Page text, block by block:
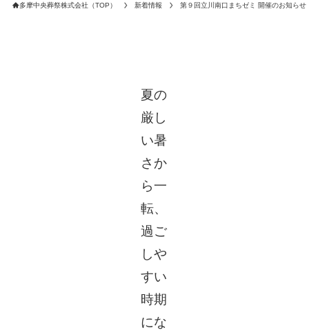
多摩中央葬祭株式会社（TOP） 新着情報 第９回立川南口まちゼミ 開催のお知らせ
夏の
厳し
い暑
さか
ら一
転、
過ご
しや
すい
時期
にな